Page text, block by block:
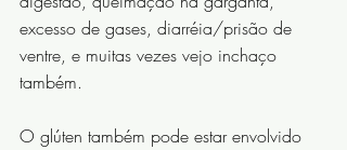
excesso de gases, diarréia/prisão de
ventre, e muitas vezes vejo inchaço
também.
O glúten também pode estar envolvido